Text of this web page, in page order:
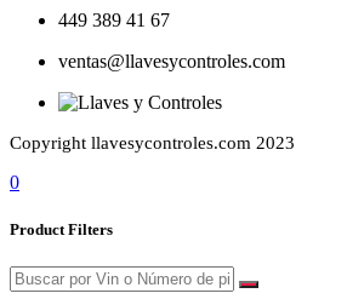
449 389 41 67
ventas@llavesycontroles.com
Copyright llavesycontroles.com 2023
0
Product Filters